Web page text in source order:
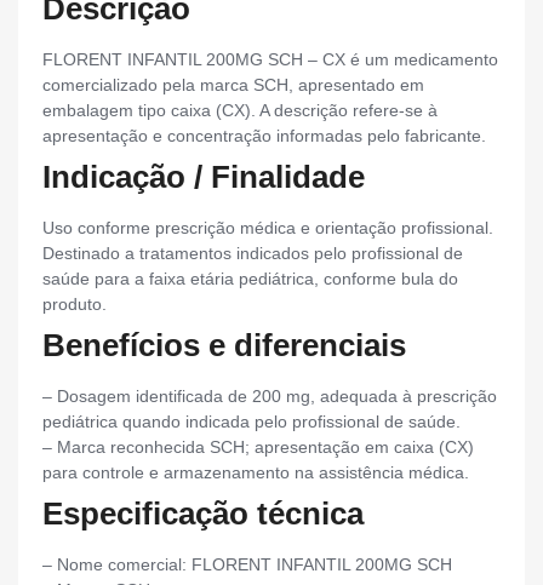
Descrição
FLORENT INFANTIL 200MG SCH – CX é um medicamento
comercializado pela marca SCH, apresentado em
embalagem tipo caixa (CX). A descrição refere-se à
apresentação e concentração informadas pelo fabricante.
Indicação / Finalidade
Uso conforme prescrição médica e orientação profissional.
Destinado a tratamentos indicados pelo profissional de
saúde para a faixa etária pediátrica, conforme bula do
produto.
Benefícios e diferenciais
– Dosagem identificada de 200 mg, adequada à prescrição
pediátrica quando indicada pelo profissional de saúde.
– Marca reconhecida SCH; apresentação em caixa (CX)
para controle e armazenamento na assistência médica.
Especificação técnica
– Nome comercial: FLORENT INFANTIL 200MG SCH